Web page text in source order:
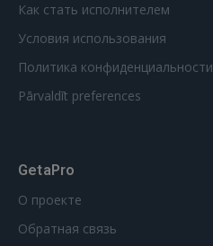
Как стать исполнителем
Условия использования
Политика конфиденциальности
Pārvaldīt preferences
GetaPro
О проекте
Обратная связь